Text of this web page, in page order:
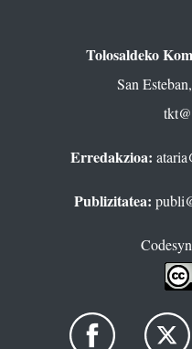
Tolosaldeko
San
Erredakzioa:
Publizitatea: